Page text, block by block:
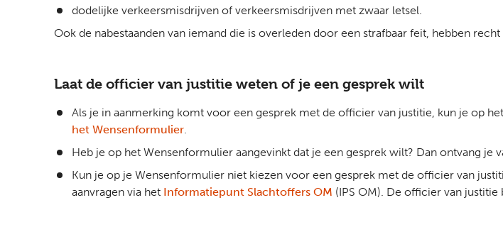
dodelijke verkeersmisdrijven of verkeersmisdrijven met zwaar letsel.
Ook de nabestaanden van iemand die is overleden door een strafbaar feit, hebben
Laat de officier van justitie weten of je een gesprek wilt
Als je in aanmerking komt voor een gesprek met de officier van justitie, kun je op
het Wensenformulier.
Heb je op het Wensenformulier aangevinkt dat je een gesprek wilt? Dan ontvang
Kun je op je Wensenformulier niet kiezen voor een gesprek met de officier van
aanvragen via het Informatiepunt Slachtoffers OM (IPS OM). De officier van